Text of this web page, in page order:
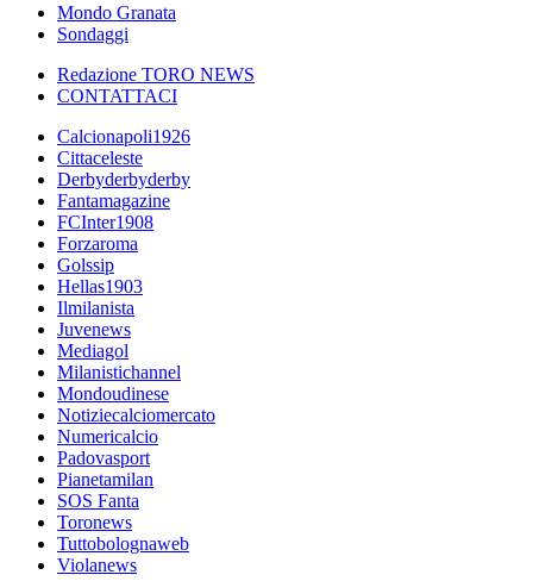
Mondo Granata
Sondaggi
Redazione TORO NEWS
CONTATTACI
Calcionapoli1926
Cittaceleste
Derbyderbyderby
Fantamagazine
FCInter1908
Forzaroma
Golssip
Hellas1903
Ilmilanista
Juvenews
Mediagol
Milanistichannel
Mondoudinese
Notiziecalciomercato
Numericalcio
Padovasport
Pianetamilan
SOS Fanta
Toronews
Tuttobolognaweb
Violanews